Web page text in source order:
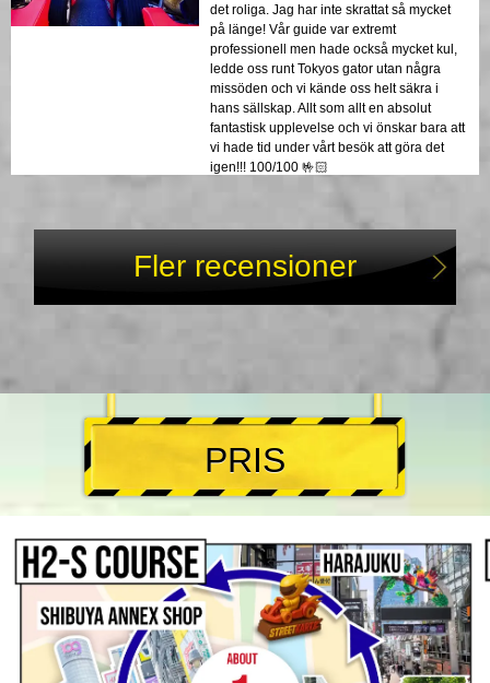
det roliga. Jag har inte skrattat så mycket
på länge! Vår guide var extremt
professionell men hade också mycket kul,
ledde oss runt Tokyos gator utan några
missöden och vi kände oss helt säkra i
hans sällskap. Allt som allt en absolut
fantastisk upplevelse och vi önskar bara att
vi hade tid under vårt besök att göra det
igen!!! 100/100 🤟🏻
Fler recensioner
PRIS